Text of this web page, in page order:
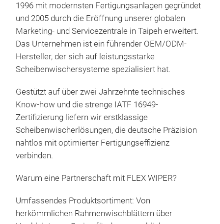
1996 mit modernsten Fertigungsanlagen gegründet
und 2005 durch die Eröffnung unserer globalen
Marketing- und Servicezentrale in Taipeh erweitert.
Das Unternehmen ist ein führender OEM/ODM-
Hersteller, der sich auf leistungsstarke
Scheibenwischersysteme spezialisiert hat.
Gestützt auf über zwei Jahrzehnte technisches
Know-how und die strenge IATF 16949-
Zertifizierung liefern wir erstklassige
Scheibenwischerlösungen, die deutsche Präzision
nahtlos mit optimierter Fertigungseffizienz
verbinden.
Warum eine Partnerschaft mit FLEX WIPER?
Umfassendes Produktsortiment: Von
herkömmlichen Rahmenwischblättern über